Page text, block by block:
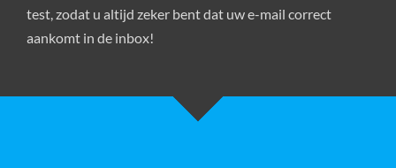
test, zodat u altijd zeker bent dat uw e-mail correct
aankomt in de inbox!